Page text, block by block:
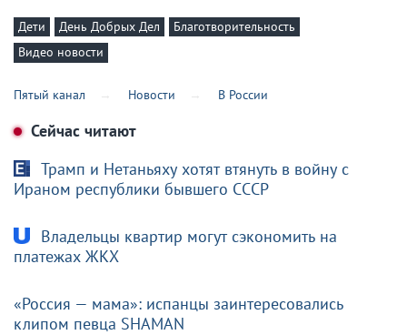
Дети День Добрых Дел
Благотворительность
Видео новости
Пятый канал Новости В России
Сейчас читают
Трамп и Нетаньяху хотят втянуть в войну с
Ираном республики бывшего СССР
Владельцы квартир могут сэкономить на
платежах ЖКХ
«Россия — мама»: испанцы заинтересовались
клипом певца SHAMAN